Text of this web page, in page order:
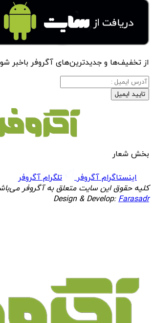
از تخفیف‌ها و جدیدترین‌های آگروفر باخبر
تایید ایمیل
بخش شعار
اینستاگرام آگروفر
تلگرام آگروفر
کلیه حقوق این سایت متعلق به آگروفر
Design & Develop:Farasadr